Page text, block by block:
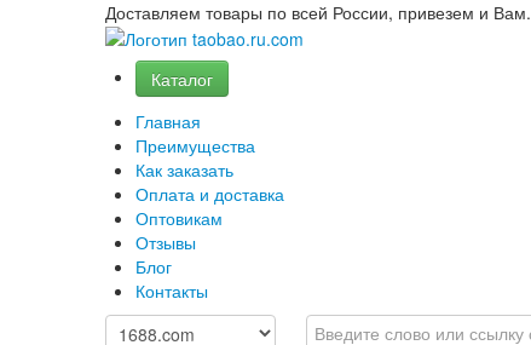
Доставляем товары по всей России, привезем и Вам.
Каталог
Главная
Преимущества
Как заказать
Оплата и доставка
Оптовикам
Отзывы
Блог
Контакты